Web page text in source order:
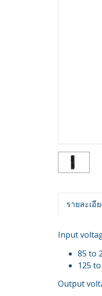
รายละเอี
Input
85 to
125
Output